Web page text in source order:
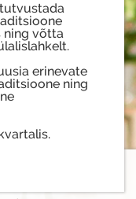
ning võtta
erinevate
ning